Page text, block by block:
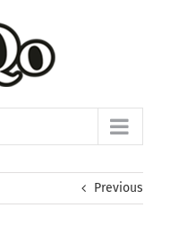
Previous